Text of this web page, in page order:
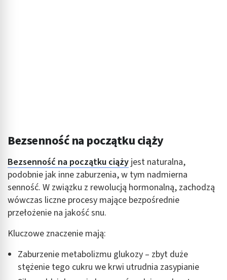
Bezsenność na początku ciąży
Bezsenność na początku ciąży jest naturalna,
podobnie jak inne zaburzenia, w tym nadmierna
senność. W związku z rewolucją hormonalną, zachodzą
wówczas liczne procesy mające bezpośrednie
przełożenie na jakość snu.
Kluczowe znaczenie mają:
Zaburzenie metabolizmu glukozy – zbyt duże
stężenie tego cukru we krwi utrudnia zasypianie